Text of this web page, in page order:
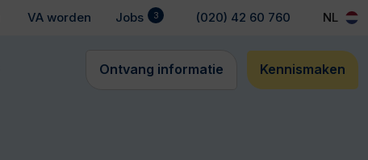
VA worden Jobs 3 (020) 42 60 760 NL
Ontvang informatie Kennismaken